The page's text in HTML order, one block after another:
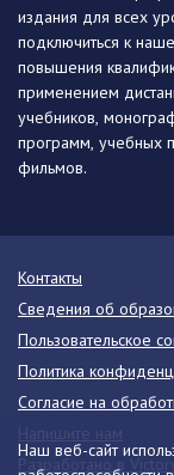
Наш веб-сайт
издания для всех
подключиться к
повышения
применением
учебников,
программ, учебных
фильмов.
Контакты
Сведения об
Пользовательское
Политика
Согласие на
Разработано в Victory